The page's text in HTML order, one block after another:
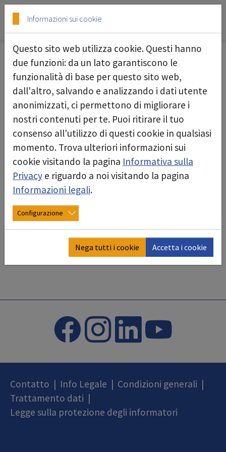
Skip to main content
Skip to page footer
Questo prodotto non è attualmente
disponibile in Italia. Vi preghiamo di
contattarci per eventuali alternative.
alla pagina iniziale
Contatto Info Legale Condizioni generali
Trattamento dati
Legge sulla protezione degli informatori
Informazioni sui cookie
Questo sito web utilizza cookie. Questi hanno
due funzioni: da un lato garantiscono le
funzionalità di base per questo sito web,
dall'altro, salvando e analizzando i dati utente
anonimizzati, ci permettono di migliorare i
nostri contenuti per te. Puoi ritirare il tuo
consenso all'utilizzo di questi cookie in qualsiasi
momento. Trova ulteriori informazioni sui
cookie visitando la pagina Informativa sulla
Privacy e riguardo a noi visitando la pagina
Informazioni legali.
Configurazione
Nega tutti i cookie Accetta i cookie